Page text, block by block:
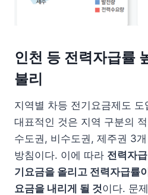
인천 등 전력자급률
불리
지역별 차등 전기요금제도
대표적인 것은 지역 구분의
수도권, 비수도권, 제주권 3
방침이다. 이에 따라 전력자
기요금을 올리고 전력자급률
요금을 내리게 될 것이다. 문